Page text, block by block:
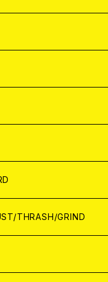
THRASH/GRIND